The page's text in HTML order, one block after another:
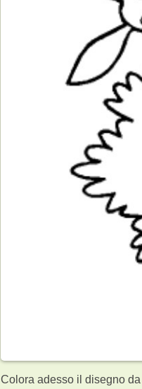
Colora adesso il disegno